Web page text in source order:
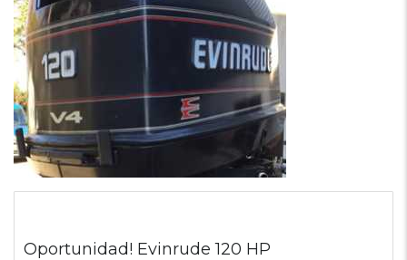
Oportunidad! Evinrude 120 HP